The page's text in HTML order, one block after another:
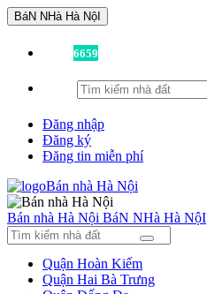
BáN NHà Hà NộI
6659
Đăng nhập
Đăng ký
Đăng tin miễn phí
Bán nhà Hà Nội BáN NHà Hà NộI
Quận Hoàn Kiếm
Quận Hai Bà Trưng